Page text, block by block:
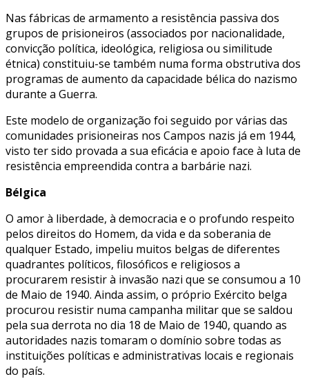
Nas fábricas de armamento a resistência passiva dos
grupos de prisioneiros (associados por nacionalidade,
convicção política, ideológica, religiosa ou similitude
étnica) constituiu-se também numa forma obstrutiva dos
programas de aumento da capacidade bélica do nazismo
durante a Guerra.
Este modelo de organização foi seguido por várias das
comunidades prisioneiras nos Campos nazis já em 1944,
visto ter sido provada a sua eficácia e apoio face à luta de
resistência empreendida contra a barbárie nazi.
Bélgica
O amor à liberdade, à democracia e o profundo respeito
pelos direitos do Homem, da vida e da soberania de
qualquer Estado, impeliu muitos belgas de diferentes
quadrantes políticos, filosóficos e religiosos a
procurarem resistir à invasão nazi que se consumou a 10
de Maio de 1940. Ainda assim, o próprio Exército belga
procurou resistir numa campanha militar que se saldou
pela sua derrota no dia 18 de Maio de 1940, quando as
autoridades nazis tomaram o domínio sobre todas as
instituições políticas e administrativas locais e regionais
do país.